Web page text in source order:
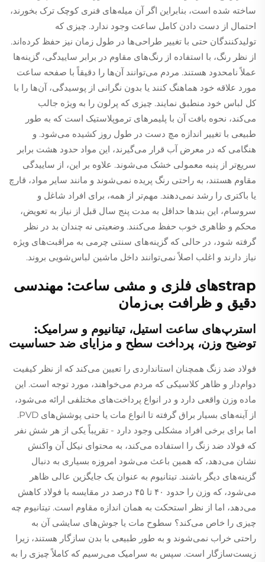
ساخته شده است، بنابراین اگر آن میله‌های فنری کوچک ترک بخورند،
احتمال از دست دادن کامل ساعت وجود ندارد. چیزی که
تولیدکنندگان حتی با تغییر طراحی‌ها در طول زمان نیز حفظ کرده‌اند.
از نظر رنگ، با استفاده از رنگ‌های مقاوم در برابر ساییدگی، گزینه‌ها
عملاً نامحدود هستند. مردم می‌توانند آن‌ها را دقیقاً با صفحه ساعت
مورد علاقه خود هماهنگ کنند یا بدون نگرانی از پوسیدگی، آن‌ها را با
کل لباس خود منطبق نمایند. چیزی که پرلون را به ویژه جالب
می‌کند، نحوه بافت آن با پلیمرهای ترموپلاستیک است که به طور
طبیعی با تغییر اندازه مچ دست در طول روز کشیده می‌شود. و
هنگامی که در معرض آب قرار می‌گیرند، این مواد حدود هشت برابر
سریع‌تر از پنبه معمولی خشک می‌شوند. علاوه بر این، از ساییدگی
مقاوم هستند، به راحتی رنگ پریده نمی‌شوند و مانند سایر مواد، قارچ
یا باکتری را رشد نمی‌دهند. مهم‌تر از همه، برای افراد شاغل و
سروسام، این بند‌ها حداقل به مدت پنج سال قبل از نیاز به تعویض،
محکم و ظاهری خوب حفظ می‌کنند. وضعیتی نه چندان بد در نظر
گرفته شود، در حالی که گزینه‌های سنتی چرمی به مراقبت‌های ویژه
نیاز دارند و اغلب اصلاً نمی‌توانند داخل ماشین لباس‌شویی بروند.
strapهای فلزی و مشی ساعت: مهندسی
دقیق و ظرافت بی‌زمان
استرپ‌های ساعت استیل، تیتانیوم و سرامیک:
توضیح وزن، پرداخت سطح و مزایای ضد حساسیت
فولاد ضد زنگ همچنان استانداردی را تعیین می‌کند که از نظر کیفیت
دوام‌دار و ظاهر کلاسیکی که مردم می‌خواهند، مورد توجه است. این
ماده وزن واقعی دارد و در انواع پرداخت‌های مختلفی ارائه می‌شود،
از آینه‌های بسیار براق گرفته تا انواع مات یا حتی پوشش‌های PVD.
اما برای برخی افراد مشکلی وجود دارد - تقریباً یکی از هر شش نفر
که فولاد ضد زنگ را استفاده می‌کند، به محتوای نیکل آن واکنش
نشان می‌دهد، که همین باعث می‌شود امروزه بسیاری به دنبال
گزینه‌های دیگر باشند. تیتانیوم به عنوان یک جایگزین عالی ظاهر
می‌شود، که وزن را حدود ۴۰ تا ۴۵ درصد در مقایسه با فولاد کاهش
می‌دهد، اما از نظر استحکت به همان اندازه مقاوم است. تیتانیوم چه
چیزی را خاص می‌کند؟ سطوح مات یا جوش‌های سایشی آن به
راحتی خراب نمی‌شوند و به طور طبیعی با بدن سازگار هستند، زیرا
زیست‌سازگار است. سپس به سرامیک می‌رسیم که کاملاً چیزی را به